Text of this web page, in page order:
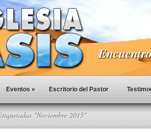
Eventos » Escritorio del Pastor
"Noviembre 2015"